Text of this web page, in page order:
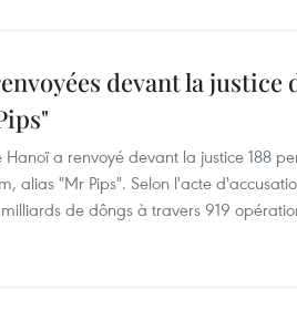
devant la justice
a renvoyé devant la justice 188
alias "Mr Pips". Selon l'acte
de dôngs à travers 919